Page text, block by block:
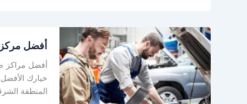
أفضل
أفضل مراكز
المنطقة
مركز
صيانة
سيارات
في